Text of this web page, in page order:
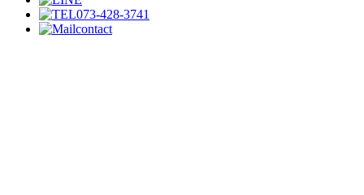
073-428-3741
contact